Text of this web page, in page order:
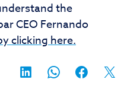
the
CEO Fernando
clicking here.